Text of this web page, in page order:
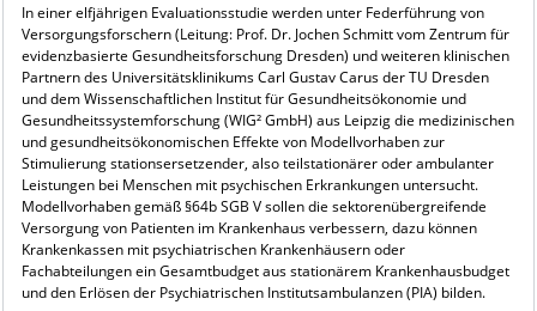
In einer elfjährigen Evaluationsstudie werden unter Federführung von
Versorgungsforschern (Leitung: Prof. Dr. Jochen Schmitt vom Zentrum für
evidenzbasierte Gesundheitsforschung Dresden) und weiteren klinischen
Partnern des Universitätsklinikums Carl Gustav Carus der TU Dresden
und dem Wissenschaftlichen Institut für Gesundheitsökonomie und
Gesundheitssystemforschung (WIG² GmbH) aus Leipzig die medizinischen
und gesundheitsökonomischen Effekte von Modellvorhaben zur
Stimulierung stationsersetzender, also teilstationärer oder ambulanter
Leistungen bei Menschen mit psychischen Erkrankungen untersucht.
Modellvorhaben gemäß §64b SGB V sollen die sektorenübergreifende
Versorgung von Patienten im Krankenhaus verbessern, dazu können
Krankenkassen mit psychiatrischen Krankenhäusern oder
Fachabteilungen ein Gesamtbudget aus stationärem Krankenhausbudget
und den Erlösen der Psychiatrischen Institutsambulanzen (PIA) bilden.